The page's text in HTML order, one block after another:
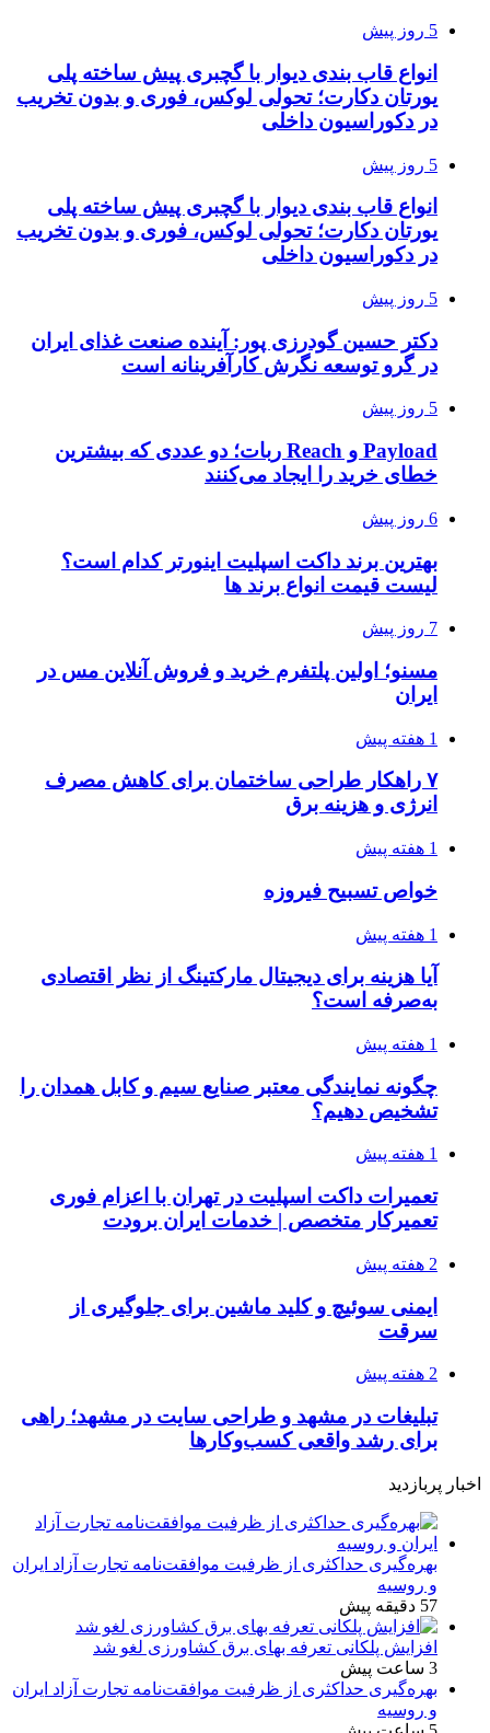
5 روز پیش
انواع قاب بندی دیوار با گچبری پیش ساخته پلی
یورتان دکارت؛ تحولی لوکس، فوری و بدون تخریب
در دکوراسیون داخلی
5 روز پیش
انواع قاب بندی دیوار با گچبری پیش ساخته پلی
یورتان دکارت؛ تحولی لوکس، فوری و بدون تخریب
در دکوراسیون داخلی
5 روز پیش
دکتر حسین گودرزی پور: آینده صنعت غذای ایران
در گرو توسعه نگرش کارآفرینانه است
5 روز پیش
Payload و Reach ربات؛ دو عددی که بیشترین
خطای خرید را ایجاد می‌کنند
6 روز پیش
بهترین برند داکت اسپلیت اینورتر کدام است؟
لیست قیمت انواع برند ها
7 روز پیش
مسنو؛ اولین پلتفرم خرید و فروش آنلاین مس در
ایران
1 هفته پیش
۷ راهکار طراحی ساختمان برای کاهش مصرف
انرژی و هزینه برق
1 هفته پیش
خواص تسبیح فیروزه
1 هفته پیش
آیا هزینه برای دیجیتال مارکتینگ از نظر اقتصادی
به‌صرفه است؟
1 هفته پیش
چگونه نمایندگی معتبر صنایع سیم و کابل همدان را
تشخیص دهیم؟
1 هفته پیش
تعمیرات داکت اسپلیت در تهران با اعزام فوری
تعمیرکار متخصص | خدمات ایران برودت
2 هفته پیش
ایمنی سوئیچ و کلید ماشین برای جلوگیری از
سرقت
2 هفته پیش
تبلیغات در مشهد و طراحی سایت در مشهد؛ راهی
برای رشد واقعی کسب‌وکارها
اخبار پربازدید
بهره‌گیری حداکثری از ظرفیت موافقت‌نامه تجارت آزاد ایران
و روسیه
57 دقیقه پیش
افزایش پلکانی تعرفه بهای برق کشاورزی لغو شد
3 ساعت پیش
بهره‌گیری حداکثری از ظرفیت موافقت‌نامه تجارت آزاد ایران
و روسیه